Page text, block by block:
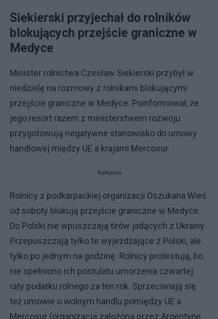
Siekierski przyjechał do rolników
blokujących przejście graniczne w
Medyce
Minister rolnictwa Czesław Siekierski przybył w
niedzielę na rozmowy z rolnikami blokującymi
przejście graniczne w Medyce. Poinformował, że
jego resort razem z ministerstwem rozwoju
przygotowują negatywne stanowisko do umowy
handlowej między UE a krajami Mercosur.
Reklama
Rolnicy z podkarpackiej organizacji Oszukana Wieś
od soboty blokują przejście graniczne w Medyce.
Do Polski nie wpuszczają tirów jadących z Ukrainy.
Przepuszczają tylko te wyjeżdżające z Polski, ale
tylko po jednym na godzinę. Rolnicy protestują, bo
nie spełniono ich postulatu umorzenia czwartej
raty podatku rolnego za ten rok. Sprzeciwiają się
też umowie o wolnym handlu pomiędzy UE a
Mercosur (organizacją założoną przez Argentynę,